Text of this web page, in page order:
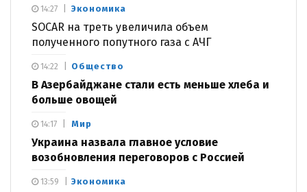
Экономика
SOCAR на треть увеличила объем
полученного попутного газа с АЧГ
14:27
Общество
В Азербайджане стали есть меньше хлеба и
больше овощей
14:22
Мир
Украина назвала главное условие
возобновления переговоров с Россией
14:17
Экономика
13:59